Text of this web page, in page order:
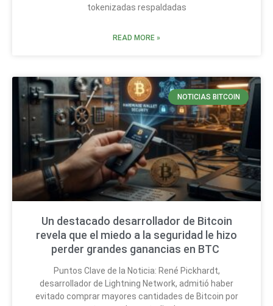
tokenizadas respaldadas
READ MORE »
NOTICIAS BITCOIN
Un destacado desarrollador de Bitcoin
revela que el miedo a la seguridad le hizo
perder grandes ganancias en BTC
Puntos Clave de la Noticia: René Pickhardt,
desarrollador de Lightning Network, admitió haber
evitado comprar mayores cantidades de Bitcoin por